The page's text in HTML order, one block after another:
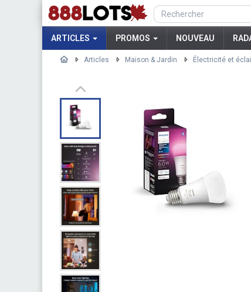
ARTICLES PROMOS NOUVEAU
Articles Maison & Jardin Électricité et